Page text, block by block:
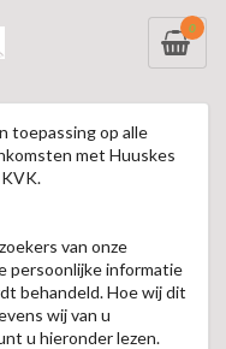
0
toepassing op alle
met Huuskes
van onze
persoonlijke informatie
behandeld. Hoe wij dit
wij van u
u hieronder lezen.